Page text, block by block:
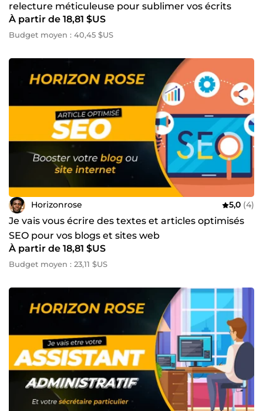
relecture méticuleuse pour sublimer vos écrits
À partir de 18,81 $US
Budget moyen : 40,45 $US
Horizonrose 5,0 (4)
Je vais vous écrire des textes et articles optimisés
SEO pour vos blogs et sites web
À partir de 18,81 $US
Budget moyen : 23,11 $US